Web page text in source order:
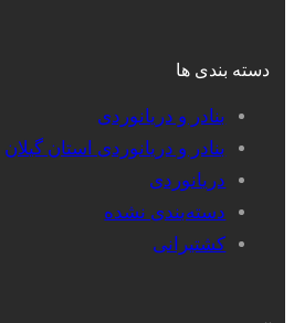
دسته بندی ها
بنادر و دریانوردی
بنادر و دریانوردی استان گیلان
دریانوردی
دسته‌بندی نشده
کشتیرانی